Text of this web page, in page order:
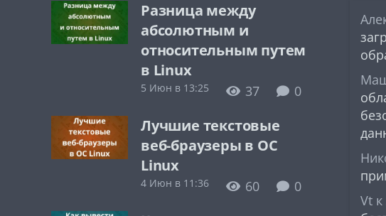
Разница между
абсолютным и
относительным путем
в Linux
5 Июн в 13:25 37 0
Лучшие текстовые
веб-браузеры в ОС
Linux
4 Июн в 11:36 60 0
Vt